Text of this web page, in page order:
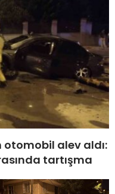
alev aldı:
tartışma